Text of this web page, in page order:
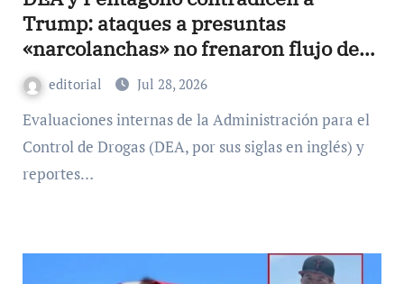
Trump: ataques a presuntas
«narcolanchas» no frenaron flujo de
droga hacia EU: TWP
editorial Jul 28, 2026
Evaluaciones internas de la Administración para el
Control de Drogas (DEA, por sus siglas en inglés) y
reportes…